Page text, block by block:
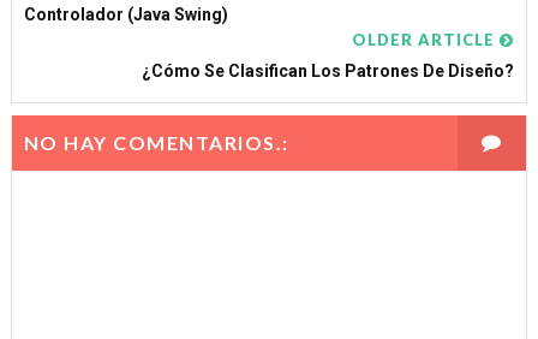
Controlador (Java Swing)
OLDER ARTICLE
¿Cómo Se Clasifican Los Patrones De Diseño?
NO HAY COMENTARIOS.: